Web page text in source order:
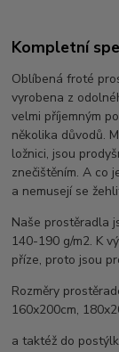
Kompletní
Oblíbená froté
vyrobena z
velmi příjemným
několika důvodů.
ložnici, jsou
znečištěním. A co
a nemusejí se
Naše prostěradla
140-190 g/m2. K
příze, proto jsou
Rozměry
160x200cm,
a taktéž do